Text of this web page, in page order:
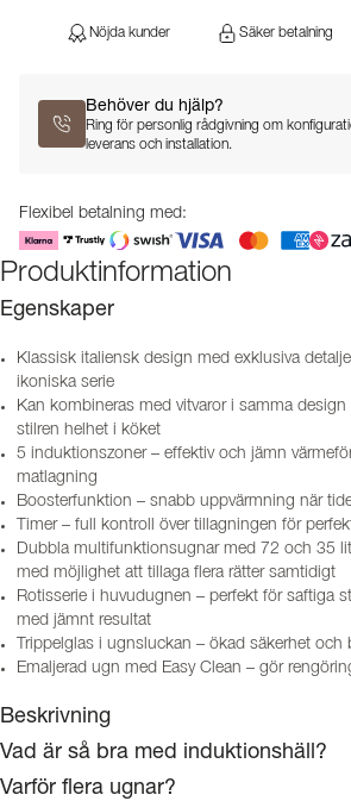
Nöjda kunder Säker betalning
Behöver du hjälp?
Ring för personlig rådgivning om
leverans och installation.
Flexibel betalning med:
Produktinformation
Egenskaper
Klassisk italiensk design med exklusiva
ikoniska serie
Kan kombineras med vitvaror i samma
stilren helhet i köket
5 induktionszoner – effektiv och jämn
matlagning
Boosterfunktion – snabb uppvärmning när
Timer – full kontroll över tillagningen för
Dubbla multifunktionsugnar med 72 och 35
med möjlighet att tillaga flera rätter samtidigt
Rotisserie i huvudugnen – perfekt för saftiga
med jämnt resultat
Trippelglas i ugnsluckan – ökad säkerhet och
Emaljerad ugn med Easy Clean – gör
Beskrivning
Vad är så bra med induktionshäll?
Varför flera ugnar?